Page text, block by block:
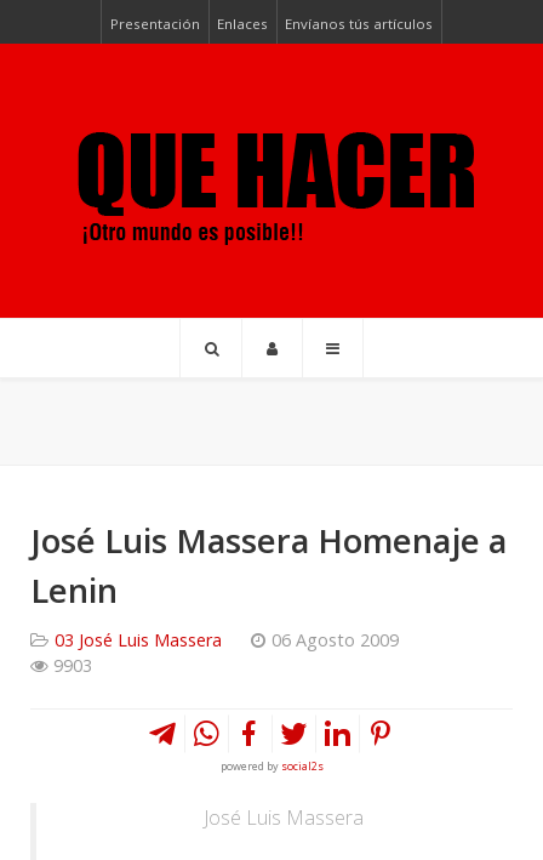
Presentación Enlaces Envíanos tús artículos
José Luis Massera Homenaje a
Lenin
03 José Luis Massera
06 Agosto 2009
9903
powered by social2s
José Luis Massera